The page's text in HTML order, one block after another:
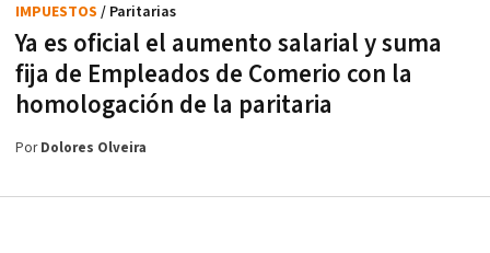
Ya es oficial el aumento salarial y suma
fija de Empleados de Comerio con la
homologación de la paritaria
IMPUESTOS / Paritarias
PorDolores Olveira